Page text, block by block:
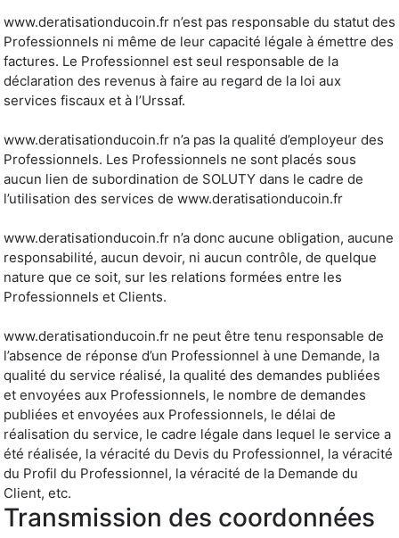
www.deratisationducoin.fr n’est pas responsable du statut des
Professionnels ni même de leur capacité légale à émettre des
factures. Le Professionnel est seul responsable de la
déclaration des revenus à faire au regard de la loi aux
services fiscaux et à l’Urssaf.
www.deratisationducoin.fr n’a pas la qualité d’employeur des
Professionnels. Les Professionnels ne sont placés sous
aucun lien de subordination de SOLUTY dans le cadre de
l’utilisation des services de www.deratisationducoin.fr
www.deratisationducoin.fr n’a donc aucune obligation, aucune
responsabilité, aucun devoir, ni aucun contrôle, de quelque
nature que ce soit, sur les relations formées entre les
Professionnels et Clients.
www.deratisationducoin.fr ne peut être tenu responsable de
l’absence de réponse d’un Professionnel à une Demande, la
qualité du service réalisé, la qualité des demandes publiées
et envoyées aux Professionnels, le nombre de demandes
publiées et envoyées aux Professionnels, le délai de
réalisation du service, le cadre légale dans lequel le service a
été réalisée, la véracité du Devis du Professionnel, la véracité
du Profil du Professionnel, la véracité de la Demande du
Client, etc.
Transmission des coordonnées